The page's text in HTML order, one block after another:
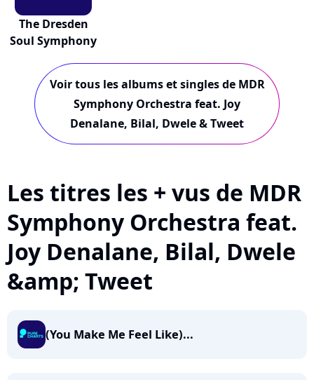
The Dresden
Soul Symphony
Voir tous les albums et singles de MDR
Symphony Orchestra feat. Joy
Denalane, Bilal, Dwele & Tweet
Les titres les + vus de MDR
Symphony Orchestra feat.
Joy Denalane, Bilal, Dwele
&amp; Tweet
(You Make Me Feel Like)...